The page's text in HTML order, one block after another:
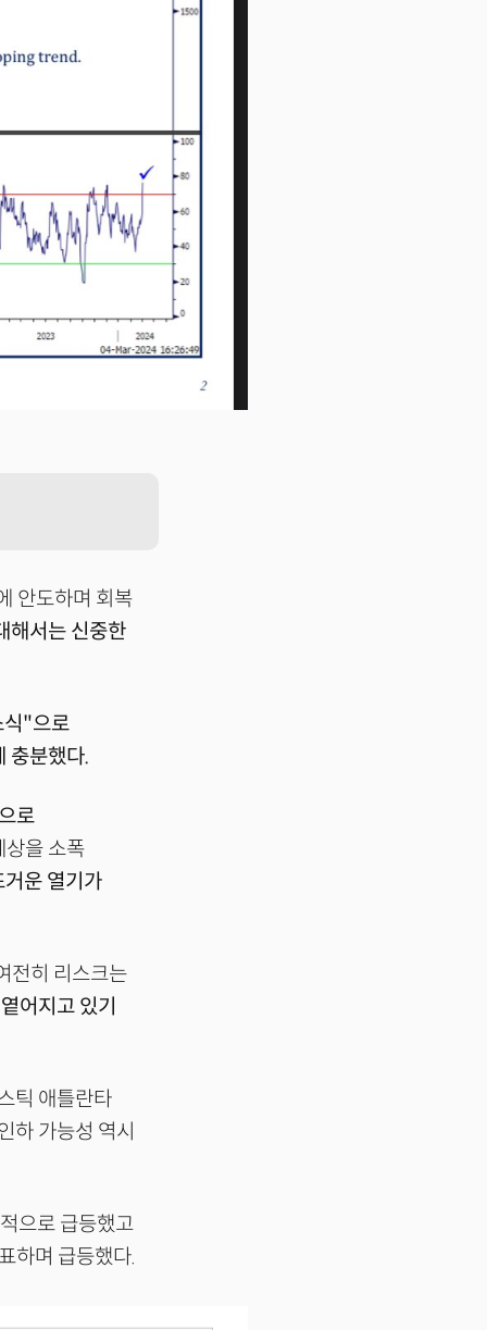
안도하며 회복
해서는 신중한
식"으로
충분했다.
로
을 소폭
운 열기가
전히 리스크는
어지고 있기
틱 애틀란타
하 가능성 역시
으로 급등했고
하며 급등했다.